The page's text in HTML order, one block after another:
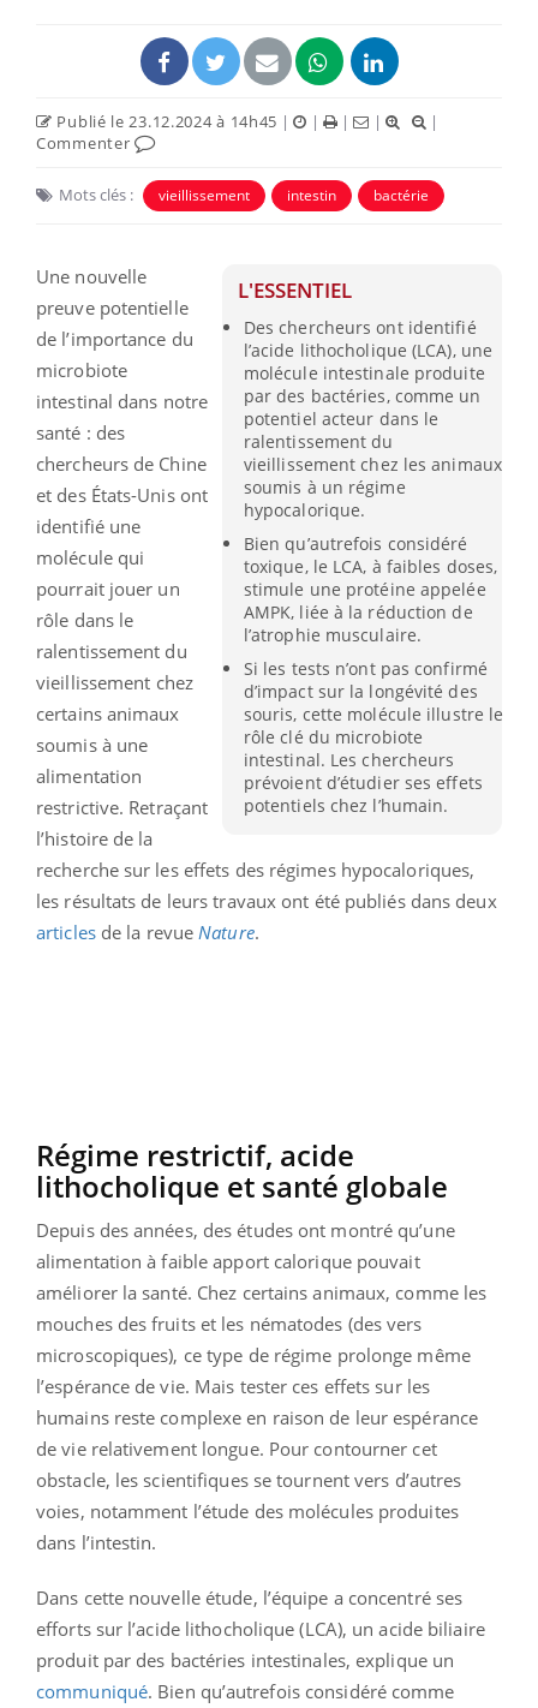
Publié le 23.12.2024 à 14h45 | | | |
|
Commenter
Mots clés : vieillissement intestin bactérie
L'ESSENTIEL
Des chercheurs ont identifié
l’acide lithocholique (LCA), une
molécule intestinale produite
par des bactéries, comme un
potentiel acteur dans le
ralentissement du
vieillissement chez les animaux
soumis à un régime
hypocalorique.
Bien qu’autrefois considéré
toxique, le LCA, à faibles doses,
stimule une protéine appelée
AMPK, liée à la réduction de
l’atrophie musculaire.
Si les tests n’ont pas confirmé
d’impact sur la longévité des
souris, cette molécule illustre le
rôle clé du microbiote
intestinal. Les chercheurs
prévoient d’étudier ses effets
potentiels chez l’humain.
Une nouvelle
preuve potentielle
de l’importance du
microbiote
intestinal dans notre
santé : des
chercheurs de Chine
et des États-Unis ont
identifié une
molécule qui
pourrait jouer un
rôle dans le
ralentissement du
vieillissement chez
certains animaux
soumis à une
alimentation
restrictive. Retraçant
l’histoire de la
recherche sur les effets des régimes hypocaloriques,
les résultats de leurs travaux ont été publiés dans deux
articlesde la revue Nature.
Régime restrictif, acide
lithocholique et santé globale
Depuis des années, des études ont montré qu’une
alimentation à faible apport calorique pouvait
améliorer la santé. Chez certains animaux, comme les
mouches des fruits et les nématodes (des vers
microscopiques), ce type de régime prolonge même
l’espérance de vie. Mais tester ces effets sur les
humains reste complexe en raison de leur espérance
de vie relativement longue. Pour contourner cet
obstacle, les scientifiques se tournent vers d’autres
voies, notamment l’étude des molécules produites
dans l’intestin.
Dans cette nouvelle étude, l’équipe a concentré ses
efforts sur l’acide lithocholique (LCA), un acide biliaire
produit par des bactéries intestinales, explique un
communiqué. Bien qu’autrefois considéré comme